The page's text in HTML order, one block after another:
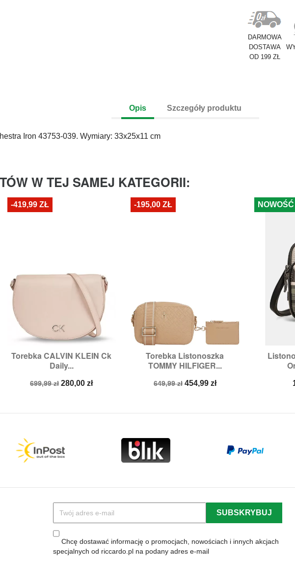
DARMOWA
DOSTAWA
OD 199 ZŁ
Opis Szczegóły produktu
Iron 43753-039. Wymiary: 33x25x11 cm
W TEJ SAMEJ KATEGORII:
Torebka CALVIN KLEIN Ck
Daily...
Cena
699,99 zł Cena
280,00 zł
Szybki podgląd
-419,99 ZŁ
Torebka Listonoszka
TOMMY HILFIGER...
Cena
649,99 zł Cena
454,99 zł
Szybki podgląd
-195,00 ZŁ

NOWOŚĆ
Chcę dostawać informację o promocjach, nowościach i innych akcjach
specjalnych od riccardo.pl na podany adres e-mail